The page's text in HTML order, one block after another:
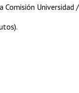
Comisión